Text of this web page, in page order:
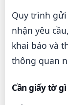
Quy trình
nhận yêu
khai báo và
thông quan
Cần giấy tờ